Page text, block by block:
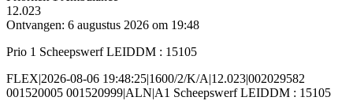
12.023
Ontvangen: 6 augustus 2026 om 19:48
Prio 1 Scheepswerf LEIDDM : 15105
FLEX|2026-08-06 19:48:25|1600/2/K/A|12.023|002029582
001520005 001520999|ALN|A1 Scheepswerf LEIDDM : 15105